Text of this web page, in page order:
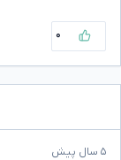
۰
۵ سال پیش